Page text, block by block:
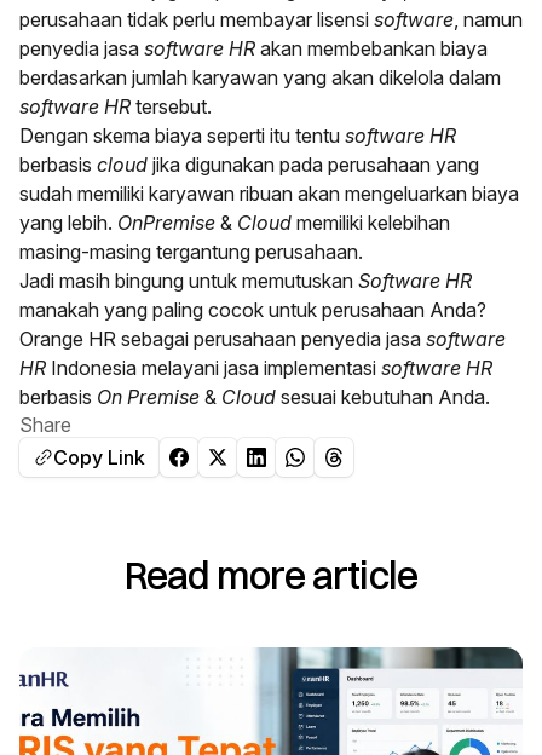
perusahaan tidak perlu membayar lisensi software, namun
penyedia jasa software HR akan membebankan biaya
berdasarkan jumlah karyawan yang akan dikelola dalam
software HR tersebut.
Dengan skema biaya seperti itu tentu software HR
berbasis cloud jika digunakan pada perusahaan yang
sudah memiliki karyawan ribuan akan mengeluarkan biaya
yang lebih. OnPremise & Cloud memiliki kelebihan
masing-masing tergantung perusahaan.
Jadi masih bingung untuk memutuskan Software HR
manakah yang paling cocok untuk perusahaan Anda?
Orange HR sebagai perusahaan penyedia jasa software
HR Indonesia melayani jasa implementasi software HR
berbasis On Premise & Cloud sesuai kebutuhan Anda.
Share
Copy Link
Read more article